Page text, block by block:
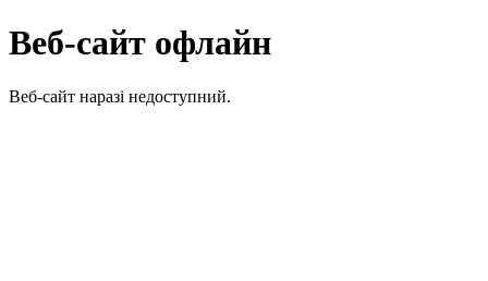
Веб-сайт офлайн
Веб-сайт наразі недоступний.